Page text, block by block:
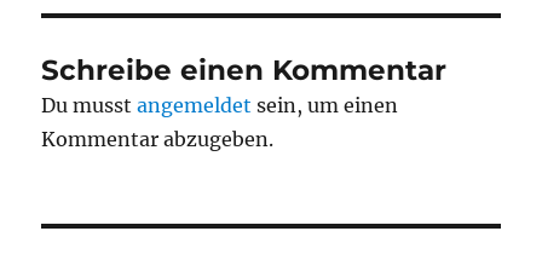
Schreibe einen Kommentar
Du musstangemeldet sein, um einen
Kommentar abzugeben.